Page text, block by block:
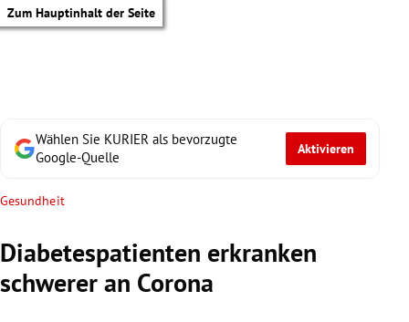
Zum Hauptinhalt der Seite
Wählen Sie KURIER als bevorzugte
Google-Quelle
Aktivieren
Gesundheit
Diabetespatienten erkranken
schwerer an Corona